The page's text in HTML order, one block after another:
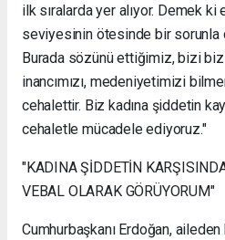
ilk sıralarda yer alıyor. Demek
seviyesinin ötesinde bir sorunla
Burada sözünü ettiğimiz, bizi
inancımızı, medeniyetimizi
cehalettir. Biz kadına şiddetin
cehaletle mücadele ediyoruz."
"KADINA ŞİDDETİN
VEBAL OLARAK GÖRÜYORUM"
Cumhurbaşkanı Erdoğan,